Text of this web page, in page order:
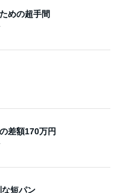
短パン